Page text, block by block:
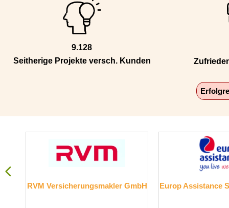
9.128
Seitherige Projekte versch. Kunden
RVM Versicherungsmakler GmbH Europ Assistance